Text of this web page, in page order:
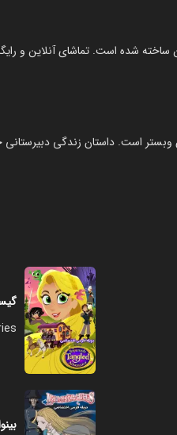
وبستر است. داستان زندگی